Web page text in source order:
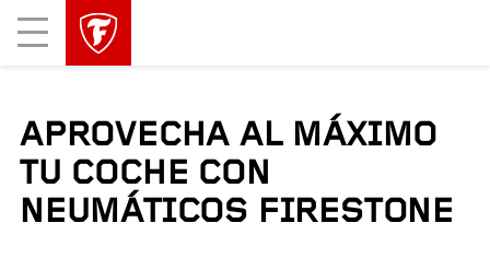
Mobile
Menu
APROVECHA AL MÁXIMO
TU COCHE CON
NEUMÁTICOS FIRESTONE